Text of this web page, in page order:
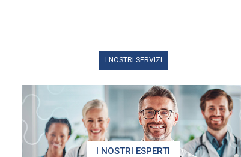
I NOSTRI SERVIZI
I NOSTRI ESPERTI